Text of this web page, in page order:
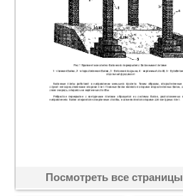
Посмотреть все страницы